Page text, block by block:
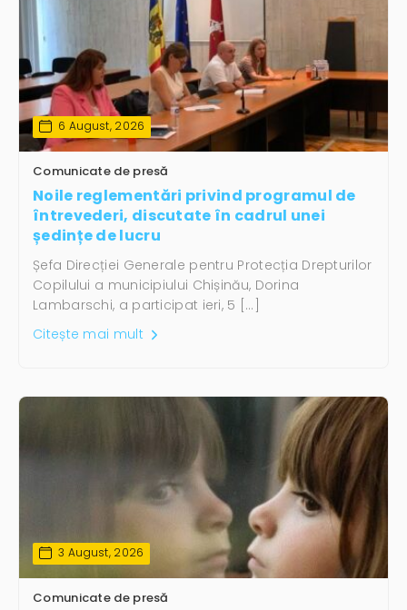
6 August, 2026
Comunicate de presă
Noile reglementări privind programul de
întrevederi, discutate în cadrul unei
ședințe de lucru
Șefa Direcției Generale pentru Protecția Drepturilor
Copilului a municipiului Chișinău, Dorina
Lambarschi, a participat ieri, 5 […]
Citește mai mult
3 August, 2026
Comunicate de presă